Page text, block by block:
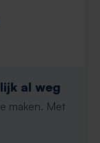
al weg
maken. Met